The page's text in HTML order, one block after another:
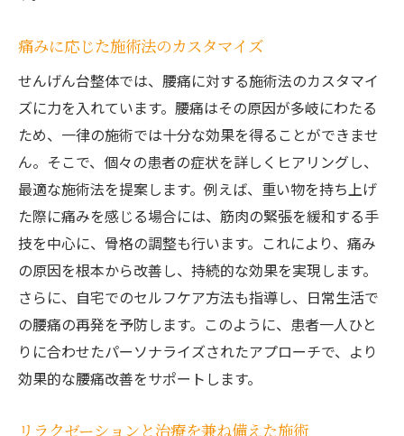
痛みに応じた施術法のカスタマイズ
せんげん台整体では、腰痛に対する施術法のカスタマイ
ズに力を入れています。腰痛はその原因が多岐にわたる
ため、一律の施術では十分な効果を得ることができませ
ん。そこで、個々の患者の症状を詳しくヒアリングし、
最適な施術法を提案します。例えば、重い物を持ち上げ
た際に痛みを感じる場合には、筋肉の緊張を緩和する手
技を中心に、骨格の調整も行います。これにより、痛み
の原因を根本から改善し、持続的な効果を実現します。
さらに、自宅でのセルフケア方法も指導し、日常生活で
の腰痛の再発を予防します。このように、患者一人ひと
りに合わせたパーソナライズされたアプローチで、より
効果的な腰痛改善をサポートします。
リラクゼーションと治療を兼ね備えた施術